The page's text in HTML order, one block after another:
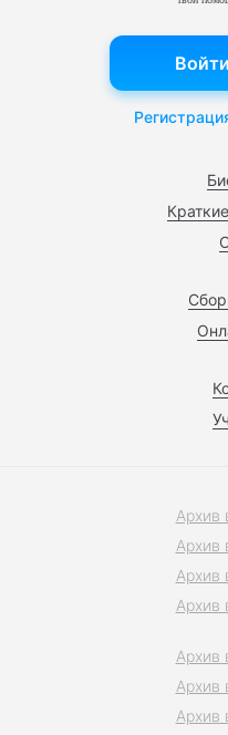
Архив
Архив
Архив
Архив
Архив
Архив
Архив